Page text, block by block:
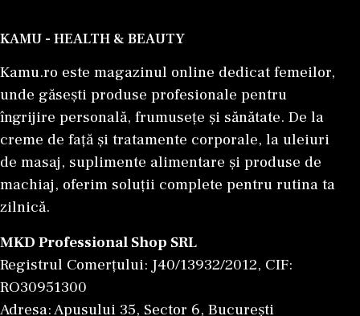
KAMU - HEALTH & BEAUTY
Kamu.ro este magazinul online dedicat femeilor,
unde găsești produse profesionale pentru
îngrijire personală, frumusețe și sănătate. De la
creme de față și tratamente corporale, la uleiuri
de masaj, suplimente alimentare și produse de
machiaj, oferim soluții complete pentru rutina ta
zilnică.
MKD Professional Shop SRL
Registrul Comerțului: J40/13932/2012, CIF:
RO30951300
Adresa: Apusului 35, Sector 6, București